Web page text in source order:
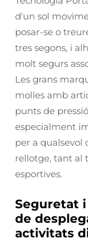
d'un sol
posar-se o
tres segons, i
molt segurs
Les grans
molles amb
punts de
especialment
per a qualsevol
rellotge, tant al
esportives.
Seguretat
de
activitats